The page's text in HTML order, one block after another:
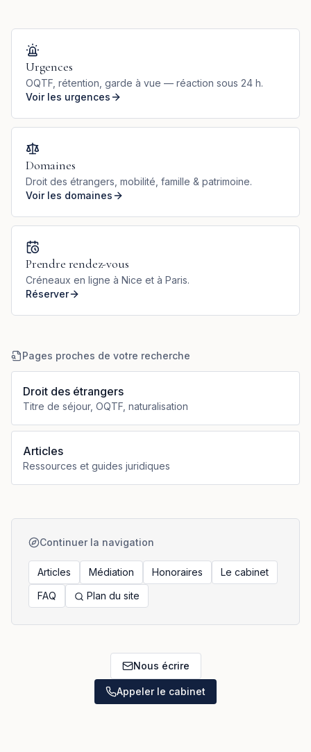
Urgences
OQTF, rétention, garde à vue — réaction sous 24 h.
Voir les urgences
Domaines
Droit des étrangers, mobilité, famille & patrimoine.
Voir les domaines
Prendre rendez-vous
Créneaux en ligne à Nice et à Paris.
Réserver
Pages proches de votre recherche
Droit des étrangers
Titre de séjour, OQTF, naturalisation
Articles
Ressources et guides juridiques
Continuer la navigation
Articles Médiation Honoraires
Le cabinet
FAQ
Plan du site
Nous écrire
Appeler le cabinet